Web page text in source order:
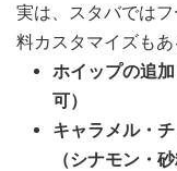
実は、スタバでは
料カスタマイズもあ
ホイップの追
可）
キャラメル・
（シナモン・